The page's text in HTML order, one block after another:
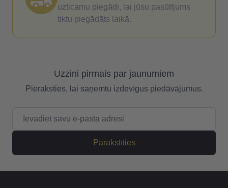
uzticamu piegādi, lai jūsu pasūtījums
tiktu piegādāts laikā.
Uzzini pirmais par jaunumiem
Pieraksties, lai saņemtu izdevīgus piedāvājumus.
Parakstīties